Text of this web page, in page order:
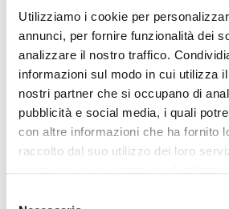
Utilizziamo i cookie per
annunci, per fornire funzionalità dei
analizzare il nostro traffico.
informazioni sul modo in cui utilizza
nostri partner che si occupano di
pubblicità e social media, i quali
con altre informazioni che ha fornito
raccolto dal suo utilizzo dei loro
quindi mai inaugurato ufficialmente
sottolineato il sindacoSartini –
felice di celebrare non solo l'arrivo
ma anche l'intero centro che è una
il territorio e per la comunità, non
"Essere partner di una struttura di